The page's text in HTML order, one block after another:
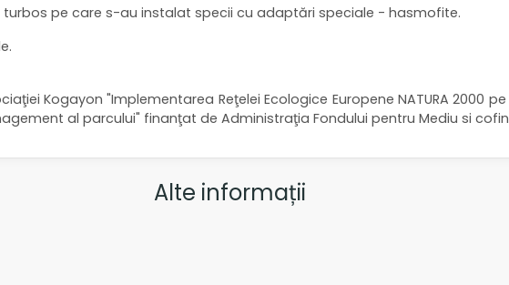
pe care s-au instalat specii cu adaptări speciale - hasmofite.
Kogayon "Implementarea Reţelei Ecologice Europene NATURA 2000
al parcului" finanţat de Administraţia Fondului pentru Mediu si
Alte informații